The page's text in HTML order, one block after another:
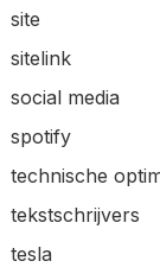
site
sitelink
social media
spotify
technische
tekstschrijvers
tesla